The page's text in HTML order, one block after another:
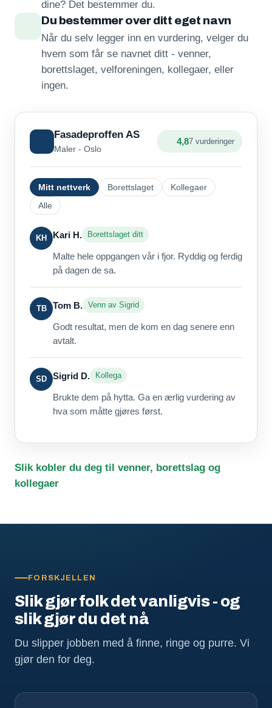
dine? Det bestemmer du.
Du bestemmer over ditt eget navn
Når du selv legger inn en vurdering, velger du
hvem som får se navnet ditt - venner,
borettslaget, velforeningen, kollegaer, eller
ingen.
Fasadeproffen AS
Maler - Oslo
4,87 vurderinger
Mitt nettverk Borettslaget
Kollegaer
Alle
KH Kari H. Borettslaget ditt
Malte hele oppgangen vår i fjor. Ryddig og ferdig
på dagen de sa.
TB Tom B. Venn av Sigrid
Godt resultat, men de kom en dag senere enn
avtalt.
SD Sigrid D. Kollega
Brukte dem på hytta. Ga en ærlig vurdering av
hva som måtte gjøres først.
Slik kobler du deg til venner, borettslag og
kollegaer
FORSKJELLEN
Slik gjør folk det vanligvis - og
slik gjør du det nå
Du slipper jobben med å finne, ringe og purre. Vi
gjør den for deg.